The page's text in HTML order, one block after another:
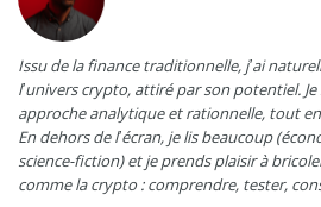
Issu de la finance traditionnelle, j’ai
l’univers crypto, attiré par son potentiel.
approche analytique et rationnelle, tout
En dehors de l’écran, je lis beaucoup
science-fiction) et je prends plaisir à
comme la crypto : comprendre, tester,